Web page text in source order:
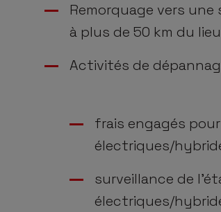
Remorquage vers
à plus de 50 km du
Activités de
frais engagés
électriques/
surveillance de
électriques/